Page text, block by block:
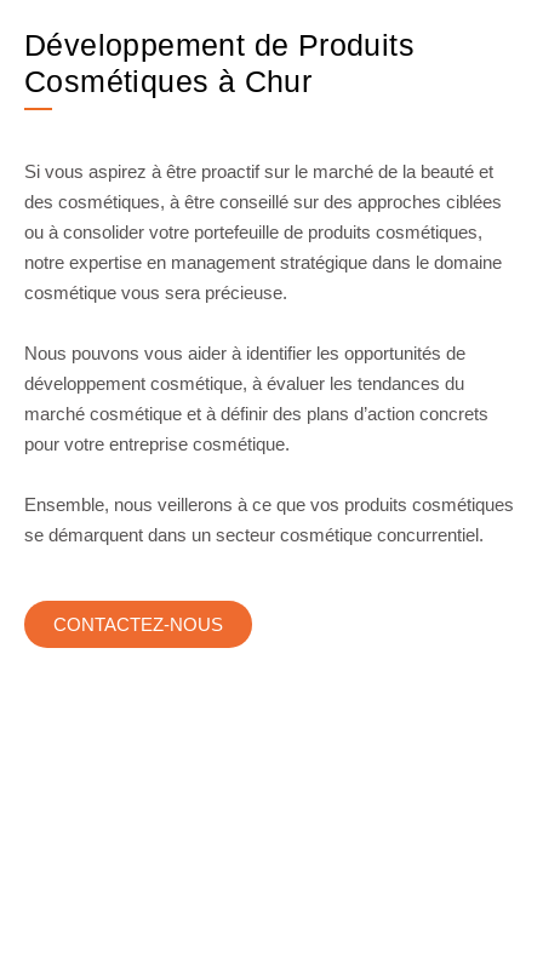
Développement de Produits
Cosmétiques à Chur
Si vous aspirez à être proactif sur le marché de la beauté et
des cosmétiques, à être conseillé sur des approches ciblées
ou à consolider votre portefeuille de produits cosmétiques,
notre expertise en management stratégique dans le domaine
cosmétique vous sera précieuse.
Nous pouvons vous aider à identifier les opportunités de
développement cosmétique, à évaluer les tendances du
marché cosmétique et à définir des plans d’action concrets
pour votre entreprise cosmétique.
Ensemble, nous veillerons à ce que vos produits cosmétiques
se démarquent dans un secteur cosmétique concurrentiel.
CONTACTEZ-NOUS